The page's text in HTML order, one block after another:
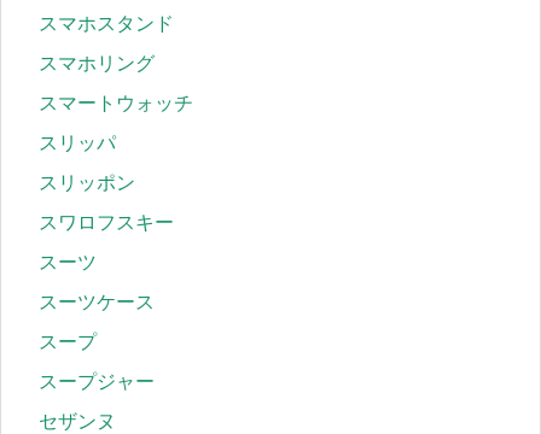
スマホスタンド
スマホリング
スマートウォッチ
スリッパ
スリッポン
スワロフスキー
スーツ
スーツケース
スープ
スープジャー
セザンヌ